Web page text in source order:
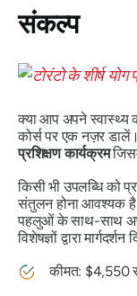
संकल्प
क्या आप अपने स्वास्थ्य
कोर्स पर एक नज़र
प्रशिक्षण कार्यक्रम
किसी भी उपलब्धि को
संतुलन होना आवश्यक
पहलुओं के साथ-साथ
विशेषज्ञों द्वारा मार्गदर्शन
कीमत: $4,550